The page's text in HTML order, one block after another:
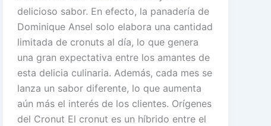
delicioso sabor. En efecto, la panadería de
Dominique Ansel solo elabora una cantidad
limitada de cronuts al día, lo que genera
una gran expectativa entre los amantes de
esta delicia culinaria. Además, cada mes se
lanza un sabor diferente, lo que aumenta
aún más el interés de los clientes. Orígenes
del Cronut El cronut es un híbrido entre el